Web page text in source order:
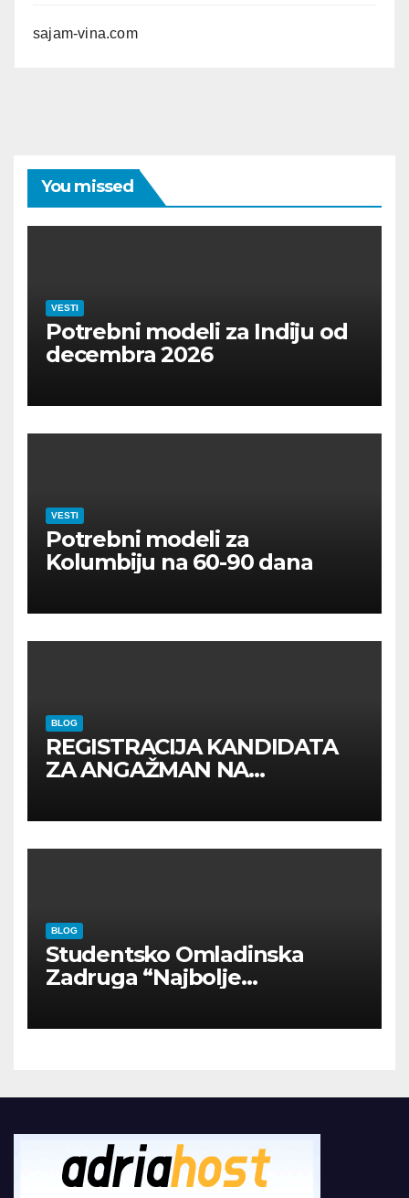
sajam-vina.com
You missed
VESTI
Potrebni modeli za Indiju od
decembra 2026
VESTI
Potrebni modeli za
Kolumbiju na 60-90 dana
BLOG
REGISTRACIJA KANDIDATA
ZA ANGAŽMAN NA
BLOG
Studentsko Omladinska
Zadruga “Najbolje